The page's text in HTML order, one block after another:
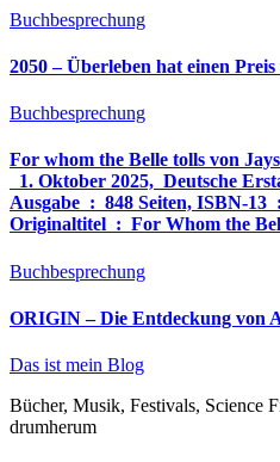
Buchbesprechung
2050 – Überleben hat einen
Buchbesprechung
For whom the Belle tolls von
1. Oktober 2025, ‎ Deutsche
Ausgabe ‏ : ‎ 848 Seiten, ISBN-13 ‏ : ‎ 978-3764533694,
Originaltitel ‏ : ‎ For Whom
Buchbesprechung
ORIGIN – Die Entdeckung von
Das ist mein Blog
Bücher, Musik, Festivals, Science
drumherum